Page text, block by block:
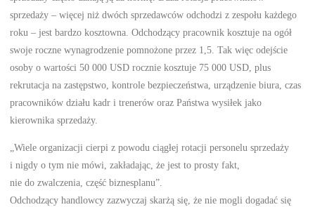
sprzedaży – więcej niż dwóch sprzedawców odchodzi z zespołu każdego
roku – jest bardzo kosztowna. Odchodzący pracownik kosztuje na ogół
swoje roczne wynagrodzenie pomnożone przez 1,5. Tak więc odejście
osoby o wartości 50 000 USD rocznie kosztuje 75 000 USD, plus
rekrutacja na zastępstwo, kontrole bezpieczeństwa, urządzenie biura, czas
pracowników działu kadr i trenerów oraz Państwa wysiłek jako
kierownika sprzedaży.
„Wiele organizacji cierpi z powodu ciągłej rotacji personelu sprzedaży
i nigdy o tym nie mówi, zakładając, że jest to prosty fakt,
nie do zwalczenia, część biznesplanu”.
Odchodzący handlowcy zazwyczaj skarżą się, że nie mogli dogadać się